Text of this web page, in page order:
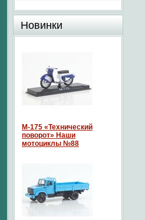
Новинки
М-175 «Технический
поворот» Наши
мотоциклы №88